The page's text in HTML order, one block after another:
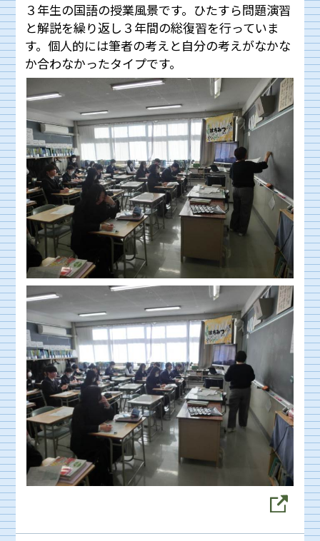
３年生の国語の授業風景です。ひたすら問題演習
と解説を繰り返し３年間の総復習を行っていま
す。個人的には筆者の考えと自分の考えがなかな
か合わなかったタイプです。